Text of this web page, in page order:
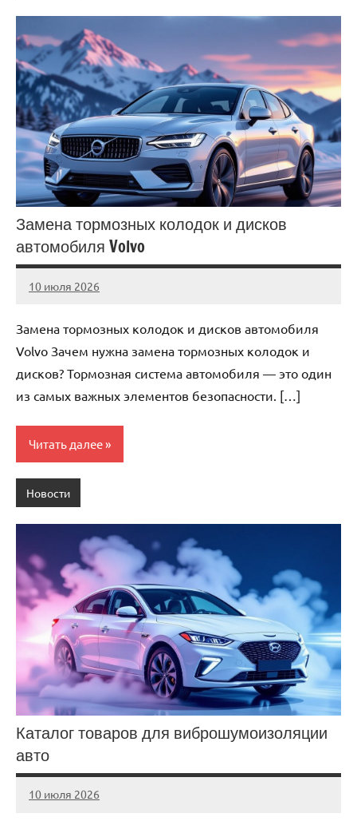
Замена тормозных колодок и дисков
автомобиля Volvo
10 июля 2026
Avtor
Нет
Замена тормозных колодок и дисков автомобиля
Volvo Зачем нужна замена тормозных колодок и
дисков? Тормозная система автомобиля — это один
из самых важных элементов безопасности. […]
Читать далее
Новости
Каталог товаров для виброшумоизоляции
авто
10 июля 2026
Avtor
Нет